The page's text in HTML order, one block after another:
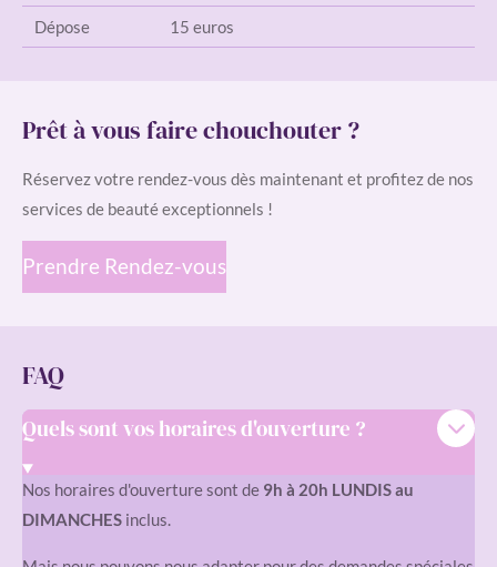
Dépose 15 euros
Prêt à vous faire chouchouter ?
Réservez votre rendez-vous dès maintenant et profitez de nos
services de beauté exceptionnels !
Prendre Rendez-vous
FAQ
Quels sont vos horaires d'ouverture ?
Nos horaires d'ouverture sont de 9h à 20h LUNDIS au
DIMANCHES inclus.